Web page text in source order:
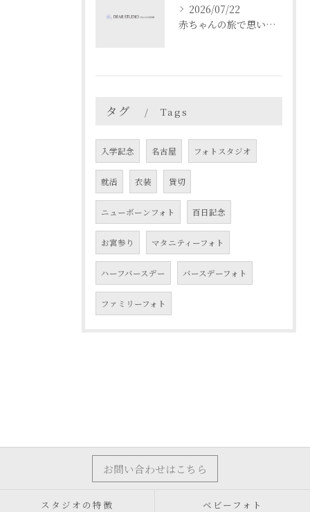
2026/07/22
赤ちゃんの旅で思い出作り愛知県名古屋市春日井市でベビーフォト映えスポットを満喫するコツ
タグ Tags
入学記念 名古屋 フォトスタジオ
就活 衣装 貸切
ニューボーンフォト 百日記念
お宮参り マタニティーフォト
ハーフバースデー バースデーフォト
ファミリーフォト
お問い合わせはこちら
スタジオの特徴 ベビーフォト